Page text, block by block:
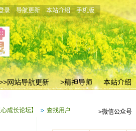
录 导航更新 本站介绍 手机版
本站介绍
>精神导师
网站导航更新
>微信公众号
心成长论坛】 查找用户